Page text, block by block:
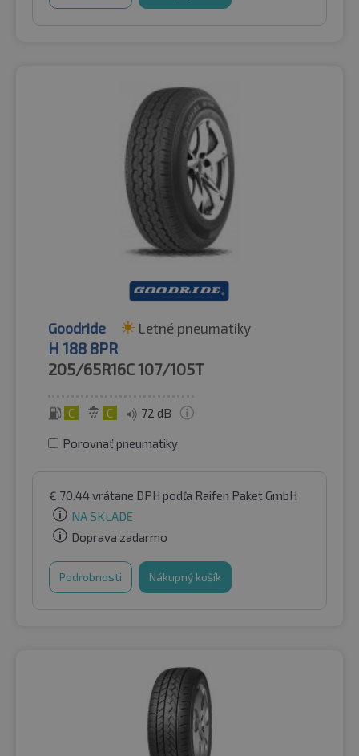
Goodride Letné pneumatiky
H 188 8PR
205/65R16C107/105T
C C 72 dB
Porovnať pneumatiky
€ 70.44vrátane DPH podľa Raifen Paket GmbH
NA SKLADE
Doprava zadarmo
Podrobnosti Nákupný košík